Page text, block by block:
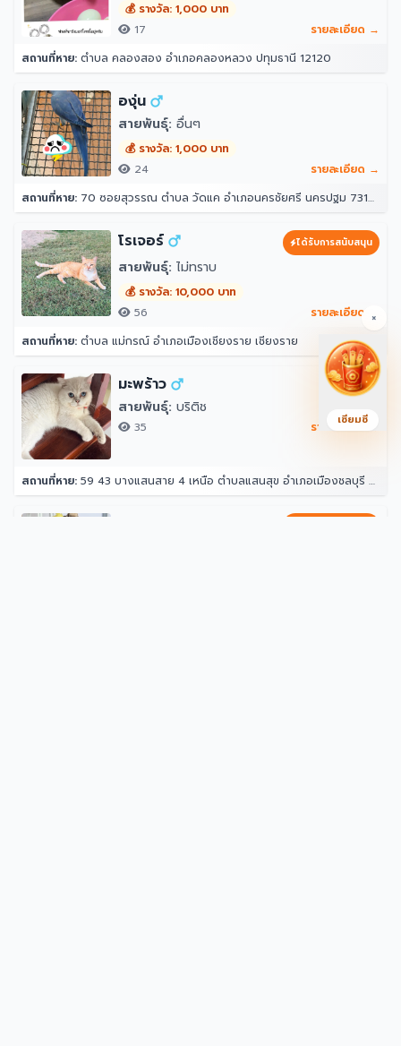
💰 รางวัล: 1,000 บาท
17
รายละเอียด →
สถานที่หาย: ตำบล คลองสอง อำเภอคลองหลวง ปทุมธานี 12120
องุ่น
สายพันธุ์: อื่นๆ
💰 รางวัล: 1,000 บาท
24
รายละเอียด →
สถานที่หาย: 70 ซอยสุวรรณ ตำบล วัดแค อำเภอนครชัยศรี นครปฐม 73120
โรเจอร์ ได้รับการสนับสนุน
สายพันธุ์: ไม่ทราบ
💰 รางวัล: 10,000 บาท
56
รายละเอียด →
สถานที่หาย: ตำบล แม่กรณ์ อำเภอเมืองเชียงราย เชียงราย
มะพร้าว
สายพันธุ์: บริติช
35 รายละเอียด →
สถานที่หาย: 59 43 บางแสนสาย 4 เหนือ ตำบลแสนสุข อำเภอเมืองชลบุรี ชลบุรี 20130
×
เซียมซี